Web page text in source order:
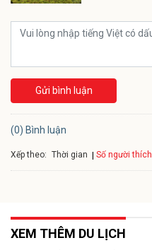
Gửi bình luận
(0) Bình luận
Xếp theo: Thời gian Số người thích
XEM THÊM DU LỊCH